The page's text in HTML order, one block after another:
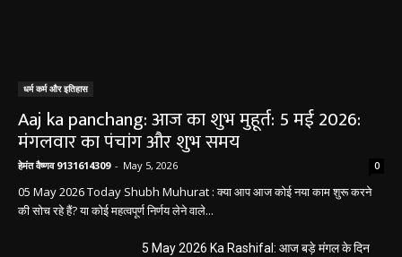
धर्म कर्म और इतिहास
Aaj ka panchang: आज का शुभ मुहूर्त: 5 मई 2026:
मंगलवार का पंचांग और शुभ समय
हेमंत वैष्णव 9131614309 - May 5, 2026 0
05 May 2026 Today Shubh Muhurat : क्या आप आज कोई नया काम शुरू करने
की सोच रहे हैं? या कोई महत्वपूर्ण निर्णय लेने वाले...
5 May 2026 Ka Rashifal: आज बड़े मंगल के दिन